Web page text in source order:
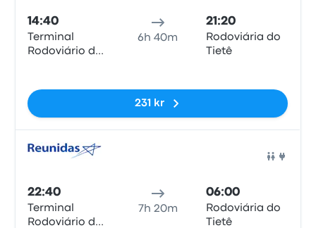
14:40
Terminal
Rodoviário de
6h 40m
21:20
Rodoviária do
Tietê
231 kr
22:40
Terminal
Rodoviário de
7h 20m
06:00
Rodoviária do
Tietê